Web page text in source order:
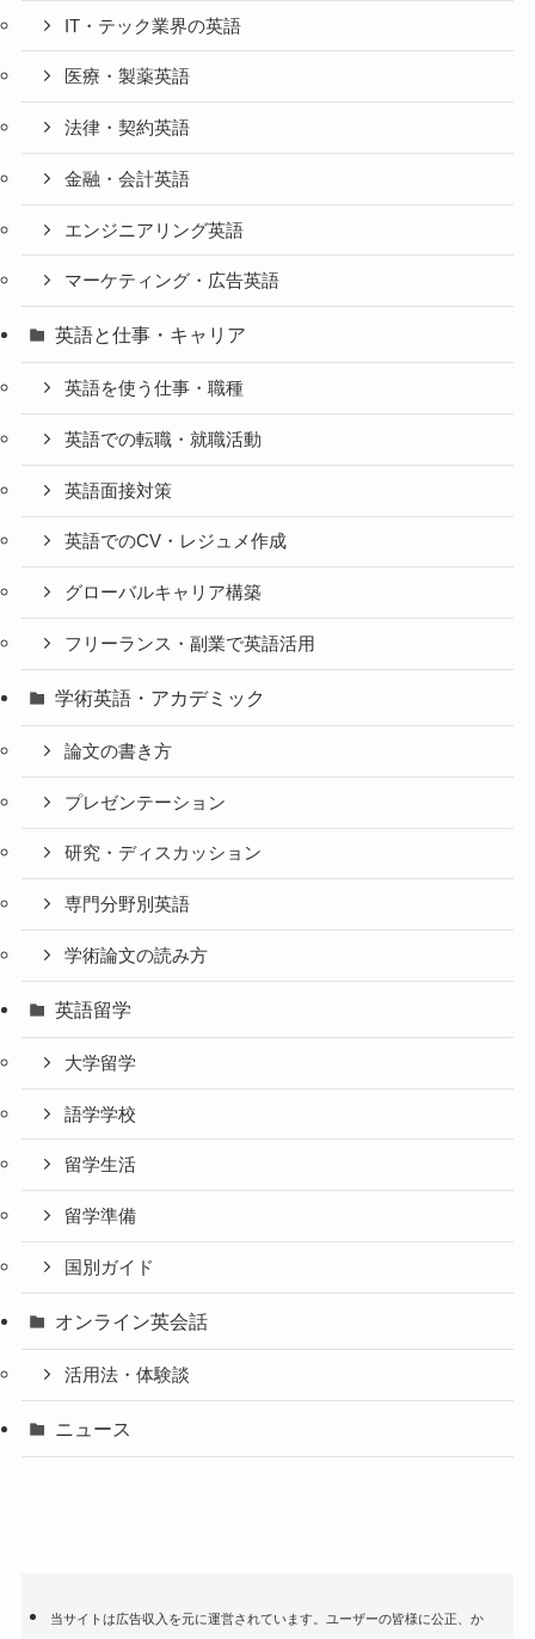
IT・テック業界の英語
医療・製薬英語
法律・契約英語
金融・会計英語
エンジニアリング英語
マーケティング・広告英語
英語と仕事・キャリア
英語を使う仕事・職種
英語での転職・就職活動
英語面接対策
英語でのCV・レジュメ作成
グローバルキャリア構築
フリーランス・副業で英語活用
学術英語・アカデミック
論文の書き方
プレゼンテーション
研究・ディスカッション
専門分野別英語
学術論文の読み方
英語留学
大学留学
語学学校
留学生活
留学準備
国別ガイド
オンライン英会話
活用法・体験談
ニュース
当サイトは広告収入を元に運営されています。ユーザーの皆様に公正、か